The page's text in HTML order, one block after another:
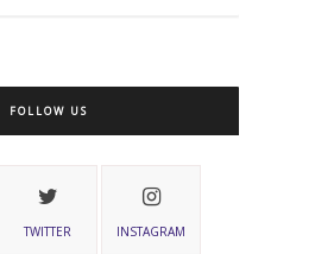
FOLLOW US
TWITTER INSTAGRAM